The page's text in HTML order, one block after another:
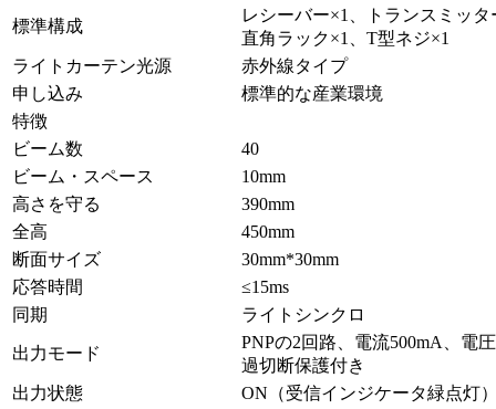
標準構成
レシーバー×1、トランスミッ
直角ラック×1、T型ネジ×1
ライトカーテン光源
赤外線タイプ
申し込み
標準的な産業環境
特徴
ビーム数
40
ビーム・スペース
10mm
高さを守る
390mm
全高
450mm
断面サイズ
30mm*30mm
応答時間
≤15ms
同期
ライトシンクロ
出力モード
PNPの2回路、電流500mA、電
過切断保護付き
出力状態
ON（受信インジケータ緑点灯